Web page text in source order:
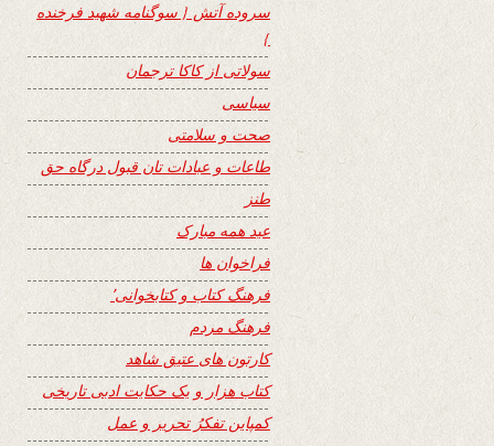
سروده آتش { سوگنامه شهید فرخنده
}
سولاتی از کاکا ترجمان
سیاسی
صحت و سلامتی
طاعات و عبادات تان قبول درگاه حق
طنز
عید همه مبارک
فراخوان ها
فرهنگ کتاب و کتابخوانی٬
فرهنگ مردم
کارتون های عتیق شاهد
کتاب هزار و یک حکایت ادبی تاریخی
کمپاین تفکرُ تحریر و عمل